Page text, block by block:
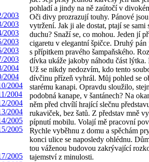
pohladí a jindy na ně zaútočí v
Oči divy prozrazují touhy. Pánové
vytržení. Jak ji ale dostat, ptají se sami
duchu? Snaží se, co mohou. Jeden jí
cigaretu v elegantní špičce. Druhý pán
s přípitkem pravého šampaňského.
dívka ukáže jakoby náhodu část
Už se nikdy nedozvím, kdo tento
dívčinu přízeň vyhrál. Můj pohled se
starému kanapi. Opravdu sloužilo,
podobná kanape, v šantánech? Na
něm před chvílí hrající slečnu
rukaviček, bez šatů. Z představ mně
pípnutí mobilu. Volají mě pracovní
Rychle vyběhnu z domu a spěchám
konci ulice se naposledy ohlédnu.
tou váženou budovou zakrývající
tajemství z minulosti.